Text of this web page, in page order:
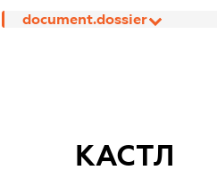
document.dossier
КАСТЛ